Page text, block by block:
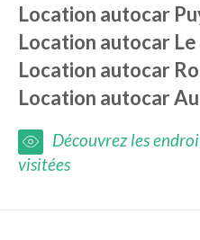
Location autocar
Location autocar
Location autocar
Location autocar
Découvrez les
visitées